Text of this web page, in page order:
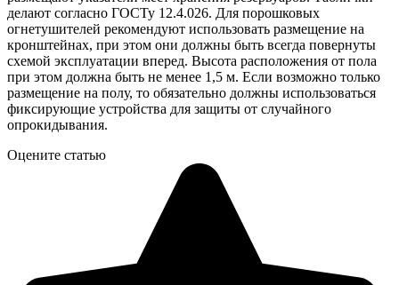
делают согласно ГОСТу 12.4.026. Для порошковых
огнетушителей рекомендуют использовать размещение на
кронштейнах, при этом они должны быть всегда повернуты
схемой эксплуатации вперед. Высота расположения от пола
при этом должна быть не менее 1,5 м. Если возможно только
размещение на полу, то обязательно должны использоваться
фиксирующие устройства для защиты от случайного
опрокидывания.
Оцените статью